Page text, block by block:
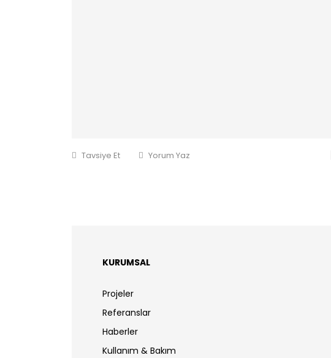
Tavsiye Et Yorum Yaz
KURUMSAL
Projeler
Referanslar
Haberler
Kullanım & Bakım